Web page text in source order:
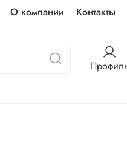
О компании Контакты